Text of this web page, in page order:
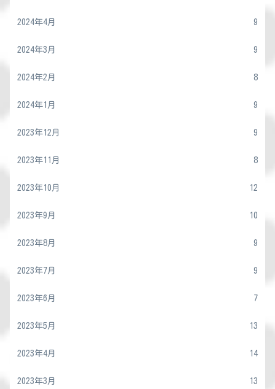
2024年4月 9
2024年3月 9
2024年2月 8
2024年1月 9
2023年12月 9
2023年11月 8
2023年10月 12
2023年9月 10
2023年8月 9
2023年7月 9
2023年6月 7
2023年5月 13
2023年4月 14
2023年3月 13